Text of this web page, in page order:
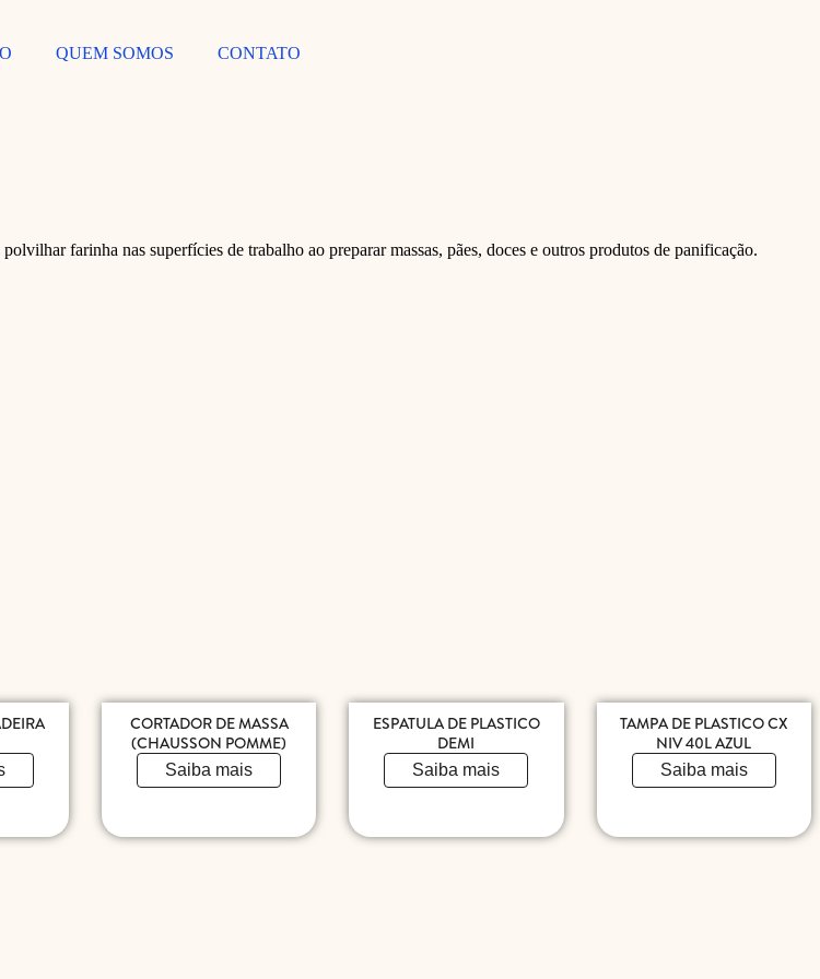
QUEM SOMOS CONTATO
farinha nas superfícies de trabalho ao preparar massas, pães, doces e outros produtos de panificação.
CORTADOR DE MASSA
(CHAUSSON POMME)
Saiba mais
ESPATULA DE PLASTICO
DEMI
Saiba mais
TAMPA DE PLASTICO CX
NIV 40L AZUL
Saiba mais